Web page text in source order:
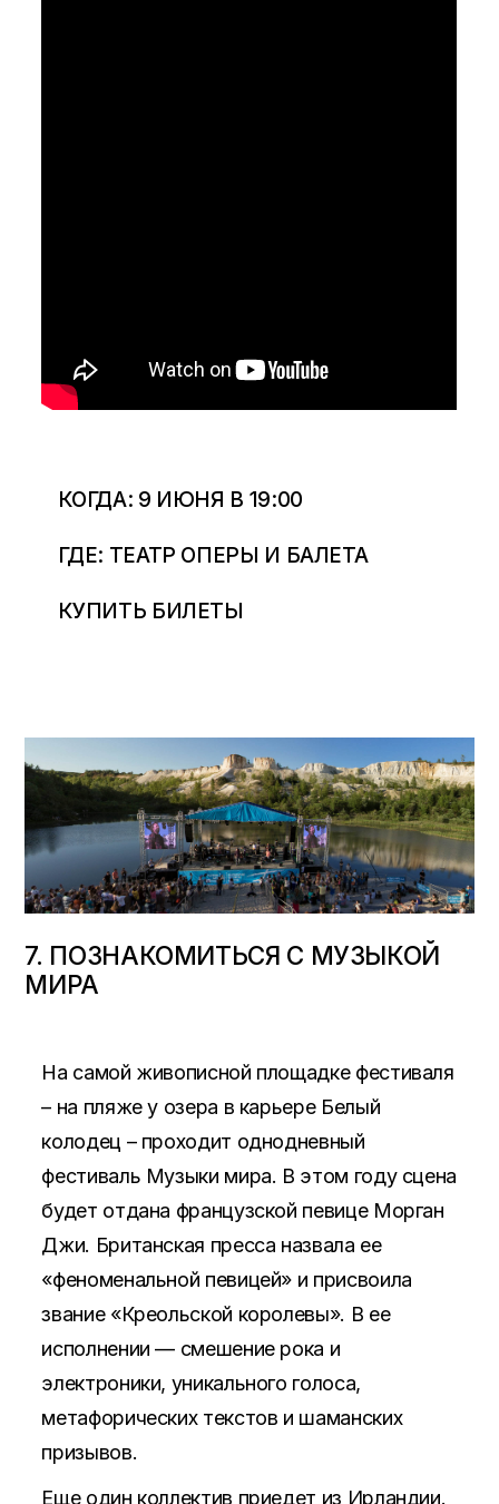
КОГДА: 9 ИЮНЯ В 19:00
ГДЕ: ТЕАТР ОПЕРЫ И БАЛЕТА
КУПИТЬ БИЛЕТЫ
7. ПОЗНАКОМИТЬСЯ С МУЗЫКОЙ
МИРА
На самой живописной площадке фестиваля
– на пляже у озера в карьере Белый
колодец – проходит однодневный
фестиваль Музыки мира. В этом году сцена
будет отдана французской певице Морган
Джи. Британская пресса назвала ее
«феноменальной певицей» и присвоила
звание «Креольской королевы». В ее
исполнении — смешение рока и
электроники, уникального голоса,
метафорических текстов и шаманских
призывов.
Еще один коллектив приедет из Ирландии.